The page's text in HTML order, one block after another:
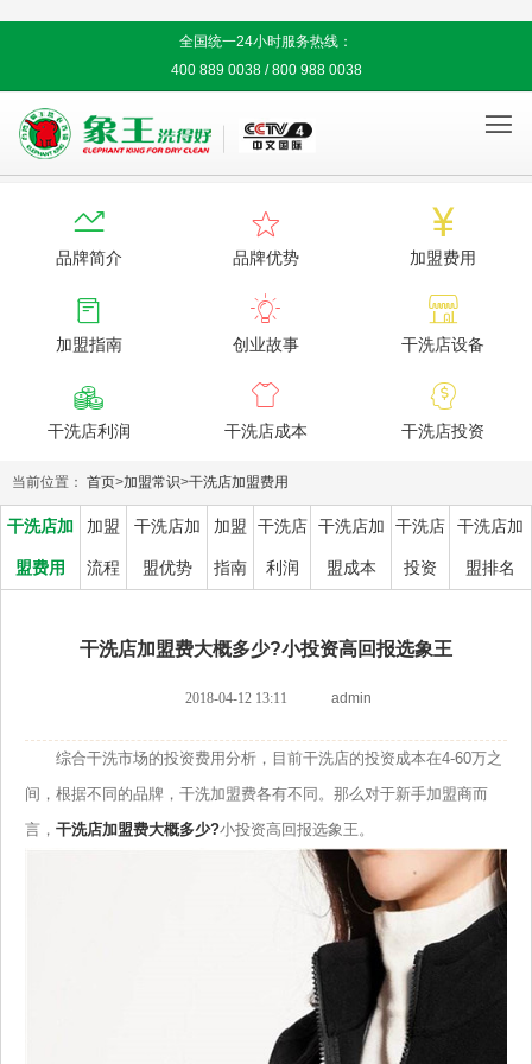
全国统一24小时服务热线：
400 889 0038 / 800 988 0038


品牌简介

品牌优势

加盟费用

加盟指南

创业故事

干洗店设备

干洗店利润

干洗店成本

干洗店投资
当前位置： 首页>加盟常识>干洗店加盟费用
干洗店加
盟费用
加盟
流程
干洗店加
盟优势
加盟
指南
干洗店
利润
干洗店加
盟成本
干洗店
投资
干洗店加
盟排名
干洗店加盟费大概多少?小投资高回报选象王
2018-04-12 13:11 admin
综合干洗市场的投资费用分析，目前干洗店的投资成本在4-60万之
间，根据不同的品牌，干洗加盟费各有不同。那么对于新手加盟商而
言， 干洗店加盟费大概多少?小投资高回报选象王。